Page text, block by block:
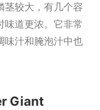
茎较大，有几个容
味道更浓。它非常
味汁和腌泡汁中也
Giant